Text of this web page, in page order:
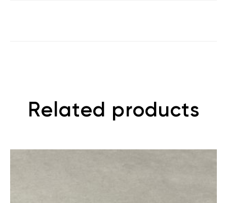
Related products